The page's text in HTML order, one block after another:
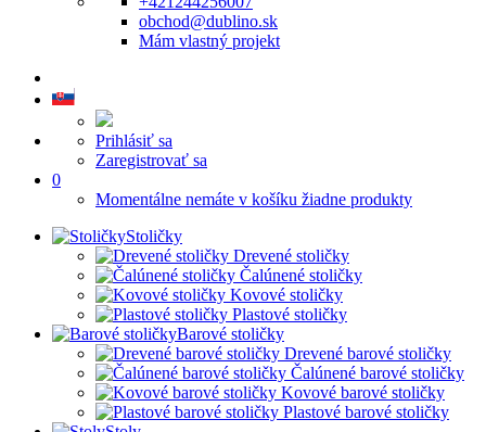
obchod@dublino.sk
Mám vlastný projekt
Prihlásiť sa
Zaregistrovať sa
0
Momentálne nemáte v košíku žiadne produkty
Stoličky
Drevené stoličky
Čalúnené stoličky
Kovové stoličky
Plastové stoličky
Barové stoličky
Drevené barové stoličky
Čalúnené barové stoličky
Kovové barové stoličky
Plastové barové stoličky